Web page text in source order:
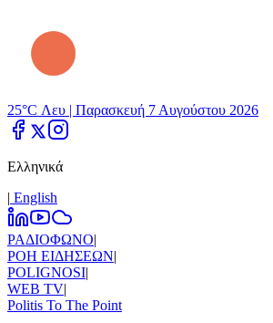
25°C Λευ | Παρασκευή 7 Αυγούστου 2026
Ελληνικά
| Εnglish
ΡΑΔΙΟΦΩΝΟ|
ΡΟΗ ΕΙΔΗΣΕΩΝ|
POLIGNOSI|
WEB TV|
Politis To The Point